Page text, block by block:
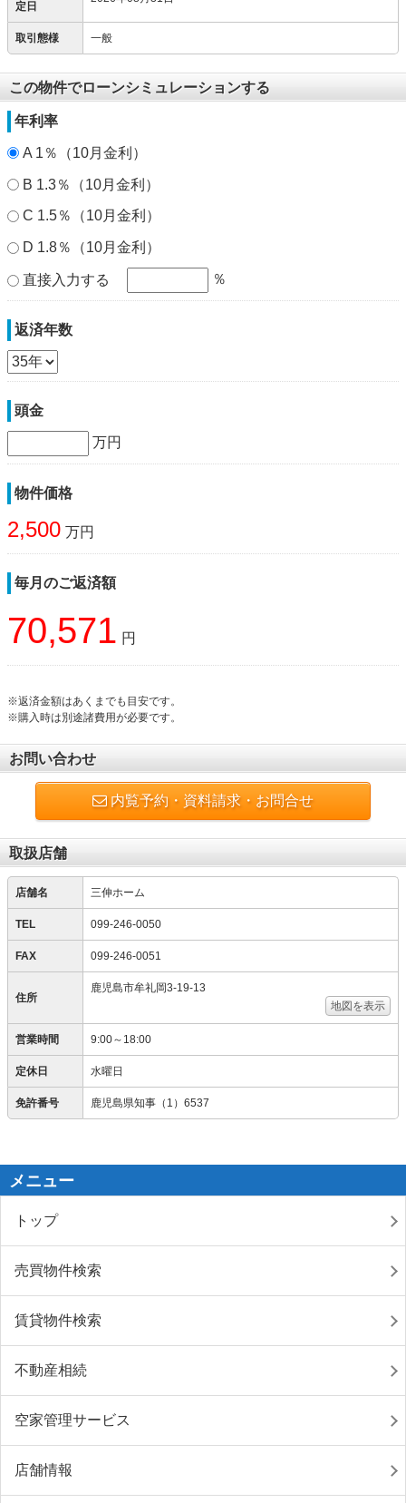
定日
取引態様 一般
この物件でローンシミュレーションする
年利率
A 1％（10月金利）
B 1.3％（10月金利）
C 1.5％（10月金利）
D 1.8％（10月金利）
直接入力する ％
返済年数
頭金
万円
物件価格
2,500 万円
毎月のご返済額
70,571 円
※返済金額はあくまでも目安です。
※購入時は別途諸費用が必要です。
お問い合わせ
内覧予約・資料請求・お問合せ
取扱店舗
店舗名 三伸ホーム
TEL 099-246-0050
FAX 099-246-0051
住所
鹿児島市牟礼岡3-19-13
地図を表示
営業時間 9:00～18:00
定休日 水曜日
免許番号 鹿児島県知事（1）6537
メニュー
トップ
売買物件検索
賃貸物件検索
不動産相続
空家管理サービス
店舗情報